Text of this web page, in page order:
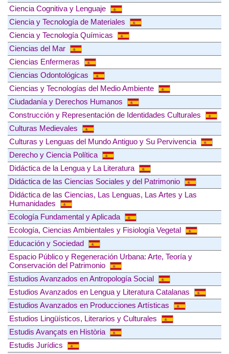
Ciencia Cognitiva y Lenguaje
Ciencia y Tecnología de Materiales
Ciencia y Tecnología Químicas
Ciencias del Mar
Ciencias Enfermeras
Ciencias Odontológicas
Ciencias y Tecnologías del Medio Ambiente
Ciudadanía y Derechos Humanos
Construcción y Representación de Identidades Culturales
Culturas Medievales
Culturas y Lenguas del Mundo Antiguo y Su Pervivencia
Derecho y Ciencia Política
Didáctica de la Lengua y La Literatura
Didáctica de las Ciencias Sociales y del Patrimonio
Didáctica de las Ciencias, Las Lenguas, Las Artes y Las
Humanidades
Ecología Fundamental y Aplicada
Ecología, Ciencias Ambientales y Fisiología Vegetal
Educación y Sociedad
Espacio Público y Regeneración Urbana: Arte, Teoría y
Conservación del Patrimonio
Estudios Avanzados en Antropología Social
Estudios Avanzados en Lengua y Literatura Catalanas
Estudios Avanzados en Producciones Artísticas
Estudios Lingüísticos, Literarios y Culturales
Estudis Avançats en Història
Estudis Jurídics